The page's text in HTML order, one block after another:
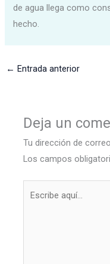
de agua llega como
hecho.
← Entrada anterior
Deja un
Tu dirección de
Los campos